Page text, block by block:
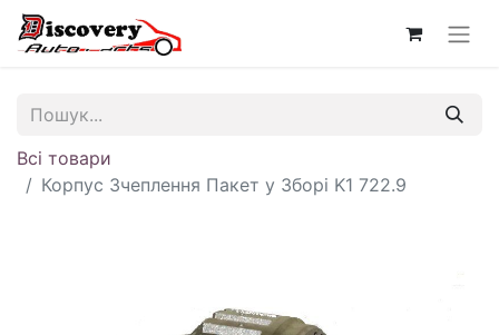
Всі товари
Корпус Зчеплення Пакет у Зборі K1 722.9